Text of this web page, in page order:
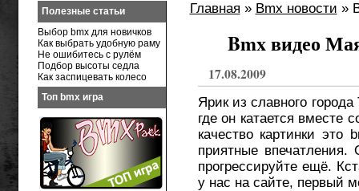
Главная » Bmx новости »
Bmx видео
17.08.2009
Ярик из славного
где он катается вместе
качество картинки
приятные
прогрессируйте ещё.
у нас на сайте, первый
Полезные статьи
Выбор bmx для новичков
Как выбрать удобную раму
Не ошибитесь с рулём
Подбор высоты седла
Как заспицевать колесо
Топ bmx игра